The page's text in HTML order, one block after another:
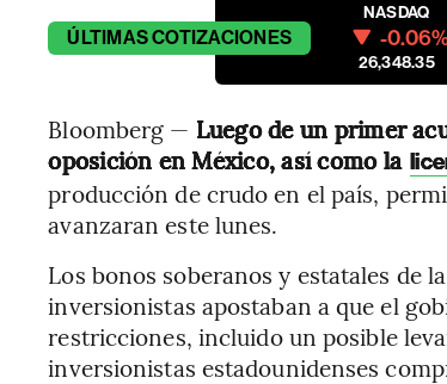
ÚLTIMASCOTIZACIONES
NASDAQ
-
26,348.35
Bloomberg — Luego de un primer
oposición en México, así como la
producción de crudo en el país,
avanzaran este lunes.
Los bonos soberanos y estatales de
inversionistas apostaban a que el
restricciones, incluido un posible
inversionistas estadounidenses